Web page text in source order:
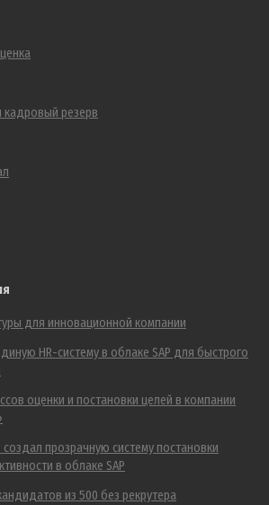
кадровый резерв
для инновационной компании
HR-систему в облаке SAP для быстрого
оценки и постановки целей в компании
прозрачную систему постановки
в облаке SAP
из 500 без рекрутера